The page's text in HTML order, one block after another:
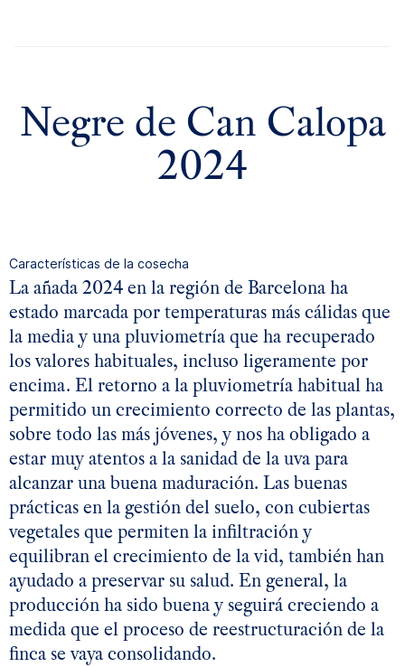
Negre de Can Calopa
2024
Características de la cosecha
La añada 2024 en la región de Barcelona ha
estado marcada por temperaturas más cálidas que
la media y una pluviometría que ha recuperado
los valores habituales, incluso ligeramente por
encima. El retorno a la pluviometría habitual ha
permitido un crecimiento correcto de las plantas,
sobre todo las más jóvenes, y nos ha obligado a
estar muy atentos a la sanidad de la uva para
alcanzar una buena maduración. Las buenas
prácticas en la gestión del suelo, con cubiertas
vegetales que permiten la infiltración y
equilibran el crecimiento de la vid, también han
ayudado a preservar su salud. En general, la
producción ha sido buena y seguirá creciendo a
medida que el proceso de reestructuración de la
finca se vaya consolidando.